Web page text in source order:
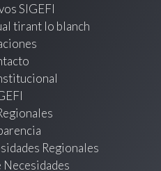
SIGEFI
tirant lo blanch
Regionales